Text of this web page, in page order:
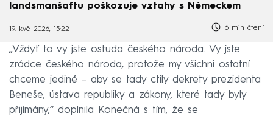
landsmanšaftu poškozuje vztahy s Německem
19. kvě 2026, 15:22 6 min čtení
„Vždyť to vy jste ostuda českého národa. Vy jste
zrádce českého národa, protože my všichni ostatní
chceme jediné – aby se tady ctily dekrety prezidenta
Beneše, ústava republiky a zákony, které tady byly
přijímány,“ doplnila Konečná s tím, že se